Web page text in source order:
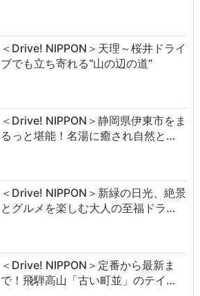
＜Drive! NIPPON＞天理～桜井ドライ
ブでも立ち寄れる“山の辺の道”
＜Drive! NIPPON＞静岡県伊東市をま
るっと堪能！名湯に癒され自然と…
＜Drive! NIPPON＞新緑の日光、絶景
とグルメを楽しむ大人の至福ドラ…
＜Drive! NIPPON＞定番から最新ま
で！飛騨高山「古い町並」のテイ…